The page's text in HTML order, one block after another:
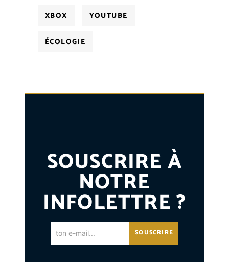
XBOX YOUTUBE
ÉCOLOGIE
SOUSCRIRE À
NOTRE
INFOLETTRE ?
SOUSCRIRE